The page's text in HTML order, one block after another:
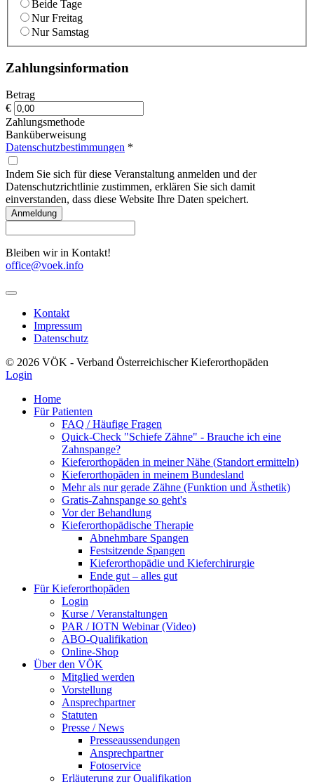
Beide Tage
Nur Freitag
Nur Samstag
Zahlungsinformation
Betrag
€
Zahlungsmethode
Banküberweisung
Datenschutzbestimmungen *
Indem Sie sich für diese Veranstaltung anmelden und der
Datenschutzrichtlinie zustimmen, erklären Sie sich damit
einverstanden, dass diese Website Ihre Daten speichert.
Bleiben wir in Kontakt!
office@voek.info
Kontakt
Impressum
Datenschutz
© 2026 VÖK - Verband Österreichischer Kieferorthopäden
Login
Home
Für Patienten
FAQ / Häufige Fragen
Quick-Check "Schiefe Zähne" - Brauche ich eine
Zahnspange?
Kieferorthopäden in meiner Nähe (Standort ermitteln)
Kieferorthopäden in meinem Bundesland
Mehr als nur gerade Zähne (Funktion und Ästhetik)
Gratis-Zahnspange so geht's
Vor der Behandlung
Kieferorthopädische Therapie
Abnehmbare Spangen
Festsitzende Spangen
Kieferorthopädie und Kieferchirurgie
Ende gut – alles gut
Für Kieferorthopäden
Login
Kurse / Veranstaltungen
PAR / IOTN Webinar (Video)
ABO-Qualifikation
Online-Shop
Über den VÖK
Mitglied werden
Vorstellung
Ansprechpartner
Statuten
Presse / News
Presseaussendungen
Ansprechpartner
Fotoservice
Erläuterung zur Qualifikation